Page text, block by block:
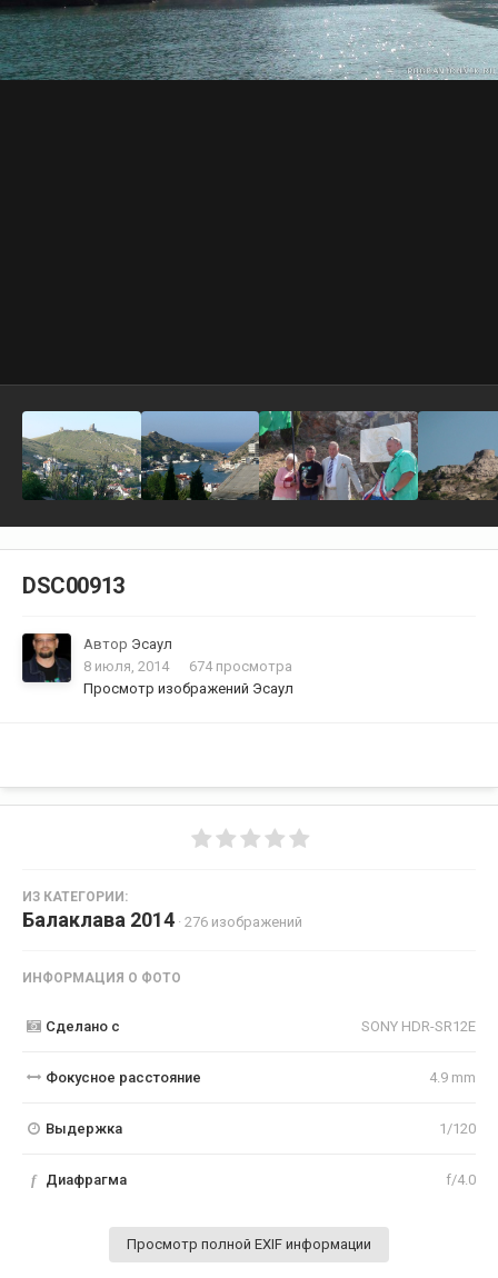
DSC00913
Автор Эсаул
8 июля, 2014
674 просмотра
Просмотр изображений Эсаул
ИЗ КАТЕГОРИИ:
Балаклава 2014 · 276 изображений
ИНФОРМАЦИЯ О ФОТО
Сделано с SONY HDR-SR12E
Фокусное расстояние 4.9 mm
Выдержка 1/120
f Диафрагма f/4.0
Просмотр полной EXIF информации